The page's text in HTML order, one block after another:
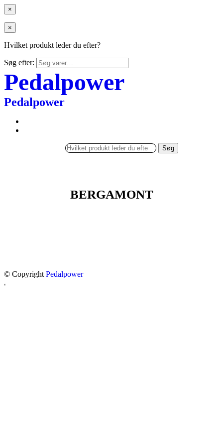
×
×
Hvilket produkt leder du efter?
Søg efter:
Pedalpower
Pedalpower
Søg
BERGAMONT
© Copyright Pedalpower